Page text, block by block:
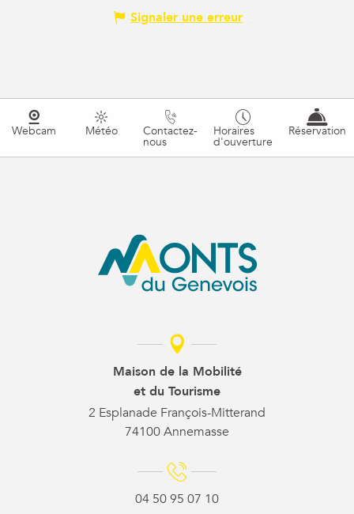
Signaler une erreur
Webcam Météo Contactez-
nous
Horaires
d'ouverture
Réservation
Maison de la Mobilité
et du Tourisme
2 Esplanade François-Mitterand
74100 Annemasse
04 50 95 07 10